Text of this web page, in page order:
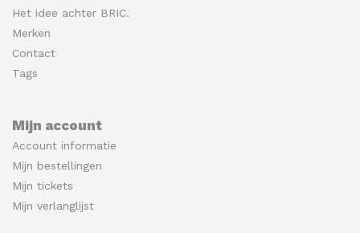
Het idee achter BRIC.
Merken
Contact
Tags
Mijn account
Account informatie
Mijn bestellingen
Mijn tickets
Mijn verlanglijst